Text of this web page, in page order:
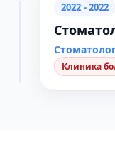
2022 - 2022
Клиника